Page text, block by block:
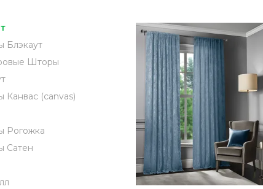
Блэкаут
Шторы
Канвас (canvas)
Рогожка
Сатен